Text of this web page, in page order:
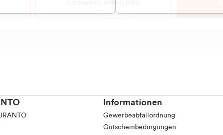
Informationen
Gewerbeabfallordnung
Gutscheinbedingungen